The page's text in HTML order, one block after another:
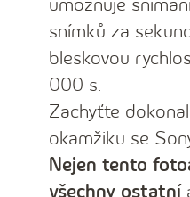
umožňuje
snímků za
bleskovou
000 s.
Zachyťte
okamžiku se
Nejen tento